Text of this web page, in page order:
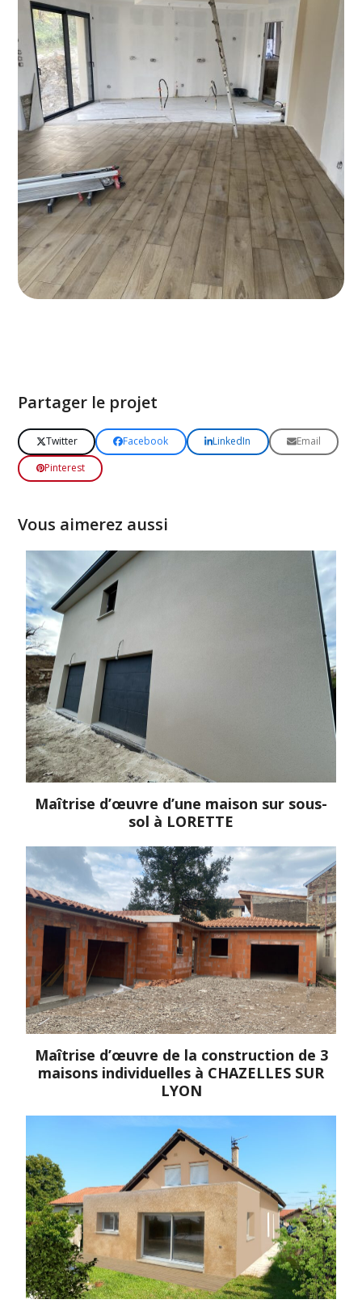
Partager le projet
Twitter Facebook LinkedIn
Email
Pinterest
Vous aimerez aussi
Maîtrise d’œuvre d’une maison sur sous-
sol à LORETTE
Maîtrise d’œuvre de la construction de 3
maisons individuelles à CHAZELLES SUR
LYON